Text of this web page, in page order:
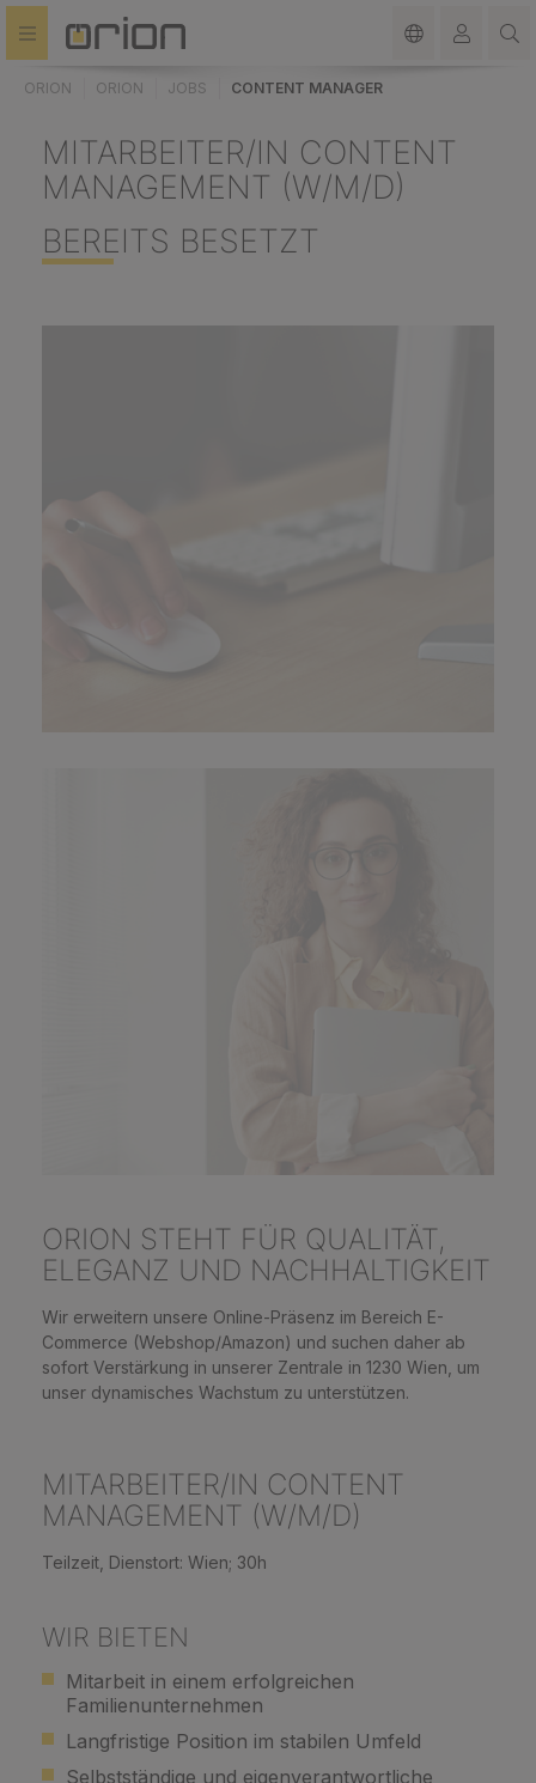
springen
ORION ORION JOBS CONTENT MANAGER
MITARBEITER/IN CONTENT
MANAGEMENT (W/M/D)
BEREITS BESETZT
ORION STEHT FÜR QUALITÄT,
ELEGANZ UND NACHHALTIGKEIT
Wir erweitern unsere Online-Präsenz im Bereich E-
Commerce (Webshop/Amazon) und suchen daher ab
sofort Verstärkung in unserer Zentrale in 1230 Wien, um
unser dynamisches Wachstum zu unterstützen.
MITARBEITER/IN CONTENT
MANAGEMENT (W/M/D)
Teilzeit, Dienstort: Wien; 30h
WIR BIETEN
Mitarbeit in einem erfolgreichen
Familienunternehmen
Langfristige Position im stabilen Umfeld
Selbstständige und eigenverantwortliche